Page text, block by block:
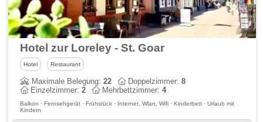
Hotel zur Loreley - St. Goar
Hotel Restaurant
Maximale Belegung:22 Doppelzimmer:8
Einzelzimmer:2 Mehrbettzimmer:4
Balkon · Fernsehgerät · Frühstück · Internet, Wlan, Wifi · Kinderbett · Urlaub mit
Kindern